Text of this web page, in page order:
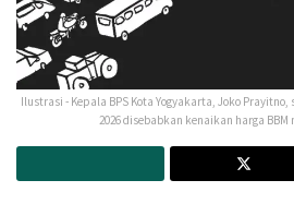
Ilustrasi - Kepala BPS Kota Yogyakarta, Joko
2026 disebabkan kenaikan harga